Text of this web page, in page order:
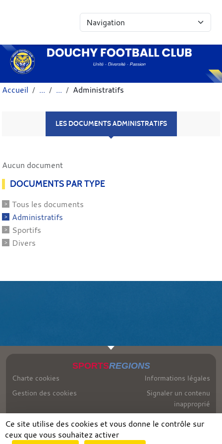
Accueil Administratifs
LES DOCUMENTS ADMINISTRATIFS
Aucun document
DOCUMENTS PAR TYPE
Tous les documents
Administratifs
Sportifs
Divers
SPORTSREGIONS
Charte cookies
Gestion des cookies
Informations légales
Signaler un contenu
inapproprié
Ce site utilise des cookies et vous donne le contrôle sur
ceux que vous souhaitez activer